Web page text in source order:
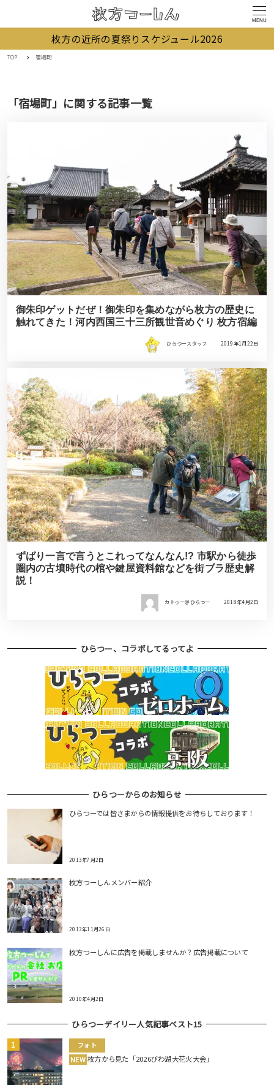
MENU
枚方の近所の夏祭りスケジュール2026
TOP 宿場町
「宿場町」に関する記事一覧
御朱印ゲットだぜ！御朱印を集めながら枚方の歴史に
触れてきた！河内西国三十三所観世音めぐり 枚方宿編
ひらつースタッフ 2019年1月22日
ずばり一言で言うとこれってなんなん!? 市駅から徒歩
圏内の古墳時代の棺や鍵屋資料館などを街ブラ歴史解
説！
カトゥー＠ひらつー 2018年4月2日
ひらつー、コラボしてるってよ
ひらつーからのお知らせ
ひらつーでは皆さまからの情報提供をお待ちしております！
2013年7月2日
枚方つーしんメンバー紹介
2013年11月26日
枚方つーしんに広告を掲載しませんか？広告掲載について
2010年4月2日
ひらつーデイリー人気記事ベスト15
フォト
NEW 枚方から見た「2026びわ湖大花火大会」